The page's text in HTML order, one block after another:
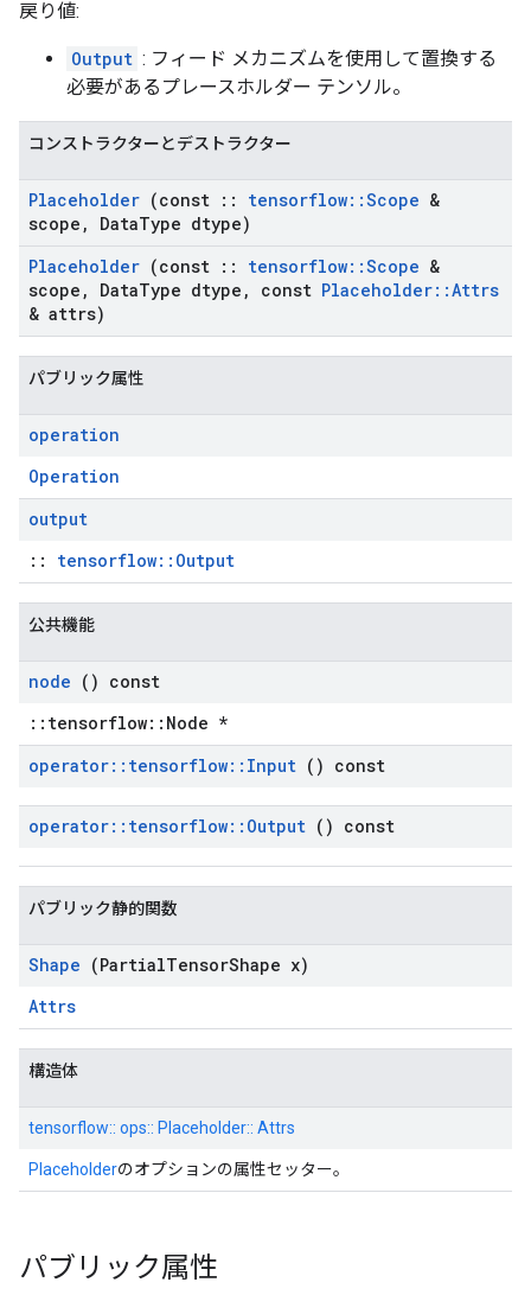
戻り値:
Output : フィード メカニズムを使用して置換する
必要があるプレースホルダー テンソル。
コンストラクターとデストラクター
Placeholder (const :: tensorflow::Scope &
scope , DataType dtype)
Placeholder (const :: tensorflow::Scope &
scope , DataType dtype , const Placeholder::Attrs
& attrs)
パブリック属性
operation
Operation
output
:: tensorflow::Output
公共機能
node () const
::tensorflow::Node *
operator:: tensorflow:: Input () const
operator:: tensorflow:: Output () const
パブリック静的関数
Shape (PartialTensorShape x)
Attrs
構造体
tensorflow:: ops:: Placeholder:: Attrs
Placeholderのオプションの属性セッター。
パブリック属性